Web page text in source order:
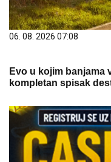
06. 08. 2026 07:08
Evo u kojim banjama
kompletan spisak